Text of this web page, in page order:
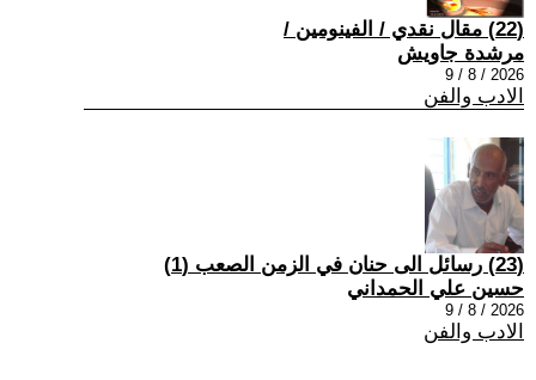
(22) مقال نقدي / الفينومين /
مرشدة جاويش
2026 / 8 / 9
الادب والفن
(23) رسائل الى حنان في الزمن الصعب (1)
حسين علي الحمداني
2026 / 8 / 9
الادب والفن